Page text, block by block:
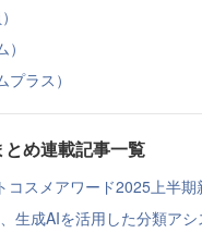
ラス）
め連載記事一覧
スメアワード2025上半期
生成AIを活用した分類ア